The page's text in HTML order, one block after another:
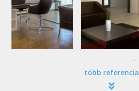
több referencia